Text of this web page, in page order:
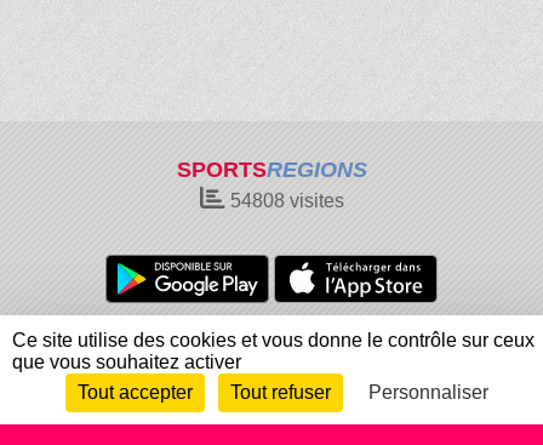
SPORTSREGIONS
54808visites
Charte cookies
Gestion des cookies
Informations légales
Signaler un contenu inapproprié
Envie de participer ?
Connexion
Ce site utilise des cookies et vous donne le contrôle sur ceux
que vous souhaitez activer
Tout accepter
Tout refuser Personnaliser